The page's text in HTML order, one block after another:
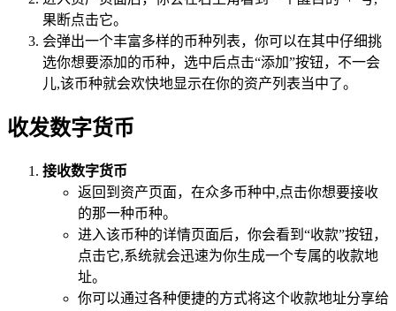
果断点击它。
会弹出一个丰富多样的币种列表，你可以在其中仔细挑
选你想要添加的币种，选中后点击“添加”按钮，不一会
儿,该币种就会欢快地显示在你的资产列表当中了。
收发数字货币
接收数字货币
返回到资产页面，在众多币种中,点击你想要接收
的那一种币种。
进入该币种的详情页面后，你会看到“收款”按钮，
点击它,系统就会迅速为你生成一个专属的收款地
址。
你可以通过各种便捷的方式将这个收款地址分享给